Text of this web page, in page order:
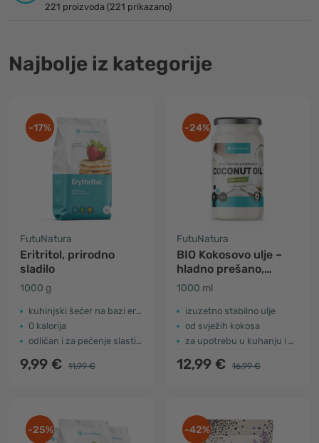
221 proizvoda (221 prikazano)
Najbolje iz kategorije
-17%
FutuNatura
Eritritol, prirodno
sladilo
1000 g
kuhinjski šećer na bazi eritritola
0 kalorija
odličan i za pečenje slastica
9,99 € 11,99 €
-24%
FutuNatura
BIO Kokosovo ulje –
hladno prešano,
nerafinirano
1000 ml
izuzetno stabilno ulje
od svježih kokosa
za upotrebu u kuhanju i njezi kože
12,99 € 16,99 €
-25% -42%